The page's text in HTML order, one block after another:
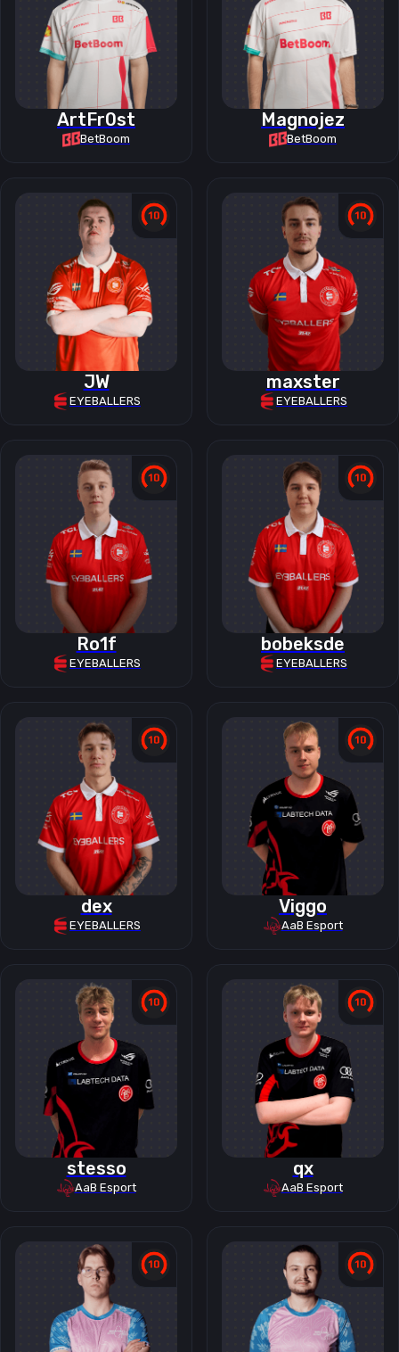
ArtFr0st
BetBoom
Magnojez
BetBoom
JW
EYEBALLERS
maxster
EYEBALLERS
Ro1f
EYEBALLERS
bobeksde
EYEBALLERS
dex
EYEBALLERS
Viggo
AaB Esport
stesso
AaB Esport
qx
AaB Esport